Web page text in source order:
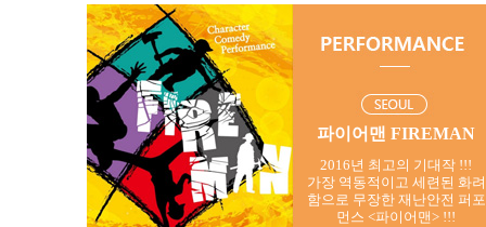
파이어맨 FIREMAN
2016년 최고의 기대작 !!!
가장 역동적이고 세련된 화려
함으로 무장한 재난안전 퍼포
먼스 <파이어맨> !!!